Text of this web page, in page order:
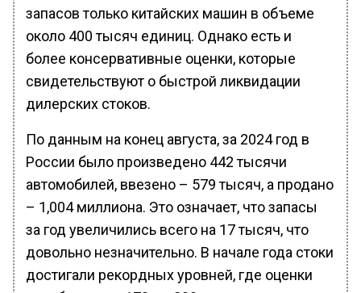
запасов только китайских машин в объеме
около 400 тысяч единиц. Однако есть и
более консервативные оценки, которые
свидетельствуют о быстрой ликвидации
дилерских стоков.
По данным на конец августа, за 2024 год в
России было произведено 442 тысячи
автомобилей, ввезено – 579 тысяч, а продано
– 1,004 миллиона. Это означает, что запасы
за год увеличились всего на 17 тысяч, что
довольно незначительно. В начале года стоки
достигали рекордных уровней, где оценки